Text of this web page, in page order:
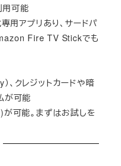
可能
アプリあり、サードパ
Fire TV Stickでも
、クレジットカードや暗
が可能
可能。まずはお試しを